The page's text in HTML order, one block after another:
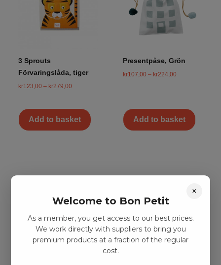
3 Sprouts
Förvaringslåda, tiger
kr123,00 – kr279,00
Add to basket
Presentpåse, Grön
kr107,00 – kr224,00
Add to basket
×
Welcome to Bon Petit
As a member, you get access to our best prices.
We work directly with suppliers to bring you
premium products at a fraction of the regular
cost.